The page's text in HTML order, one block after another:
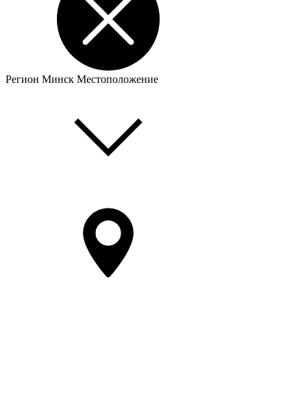
Регион Минск Местоположение